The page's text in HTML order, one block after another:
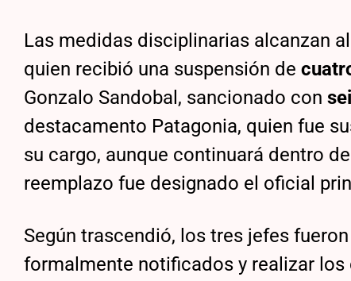
Las medidas disciplinarias alcanzan
quien recibió una suspensión de
Gonzalo Sandobal, sancionado con
destacamento Patagonia, quien fue
su cargo, aunque continuará dentro
reemplazo fue designado el oficial
Según trascendió, los tres jefes
formalmente notificados y realizar